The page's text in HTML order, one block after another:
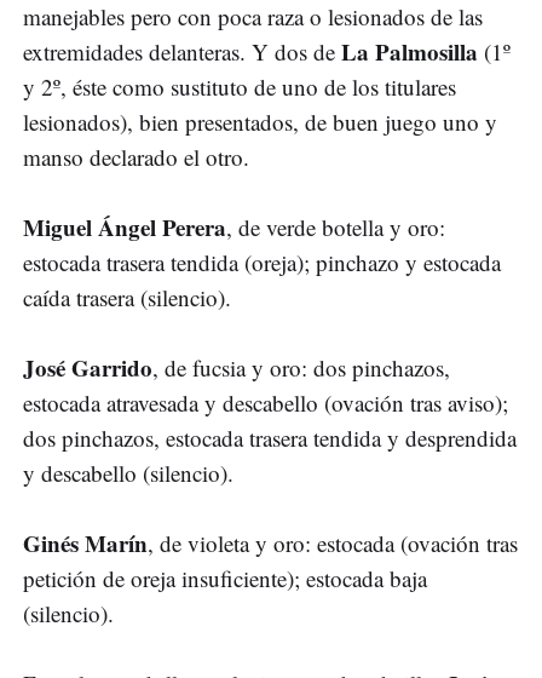
manejables pero con poca raza o lesionados de las
extremidades delanteras. Y dos de La Palmosilla (1º
y 2º, éste como sustituto de uno de los titulares
lesionados), bien presentados, de buen juego uno y
manso declarado el otro.
Miguel Ángel Perera, de verde botella y oro:
estocada trasera tendida (oreja); pinchazo y estocada
caída trasera (silencio).
José Garrido, de fucsia y oro: dos pinchazos,
estocada atravesada y descabello (ovación tras aviso);
dos pinchazos, estocada trasera tendida y desprendida
y descabello (silencio).
Ginés Marín, de violeta y oro: estocada (ovación tras
petición de oreja insuficiente); estocada baja
(silencio).